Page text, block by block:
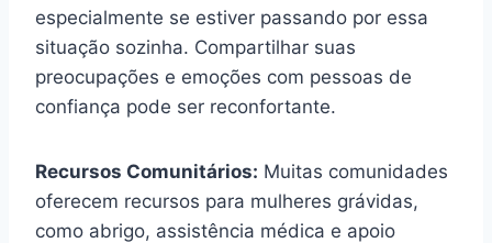
especialmente se estiver passando por essa
situação sozinha. Compartilhar suas
preocupações e emoções com pessoas de
confiança pode ser reconfortante.
Recursos Comunitários: Muitas comunidades
oferecem recursos para mulheres grávidas,
como abrigo, assistência médica e apoio